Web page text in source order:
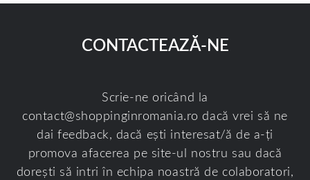
CONTACTEAZĂ-NE
Scrie-ne oricând la
contact@shoppinginromania.ro dacă vrei să ne
dai feedback, dacă ești interesat/ă de a-ți
promova afacerea pe site-ul nostru sau dacă
dorești să intri în echipa noastră de colaboratori,